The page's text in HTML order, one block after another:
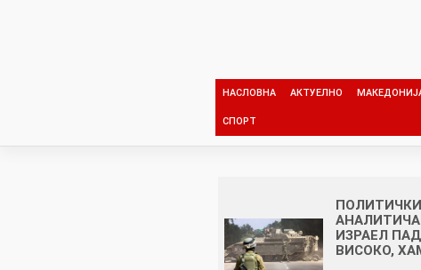
НАСЛОВНА АКТУЕЛНО
СПОРТ
ПОЛИТИЧКИ
ИЗРАЕЛ
ВИСОКО,